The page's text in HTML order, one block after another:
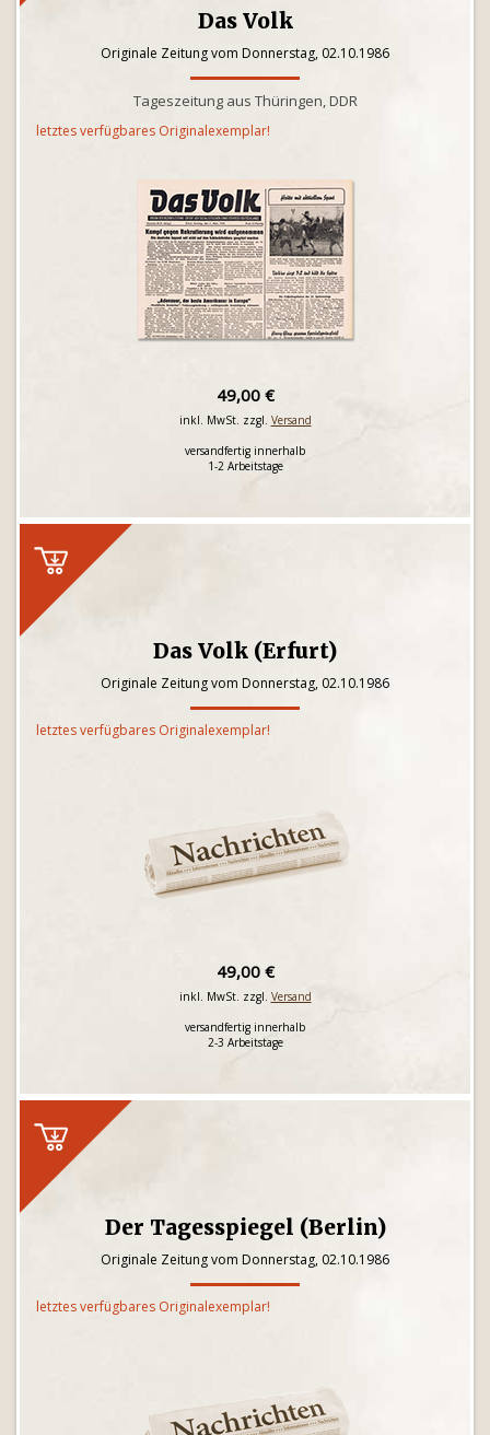
Das Volk
Originale Zeitung vom Donnerstag, 02.10.1986
Tageszeitung aus Thüringen, DDR
letztes verfügbares Originalexemplar!
49,00 €
inkl. MwSt. zzgl. Versand
versandfertig innerhalb
1-2 Arbeitstage
Das Volk (Erfurt)
Originale Zeitung vom Donnerstag, 02.10.1986
letztes verfügbares Originalexemplar!
49,00 €
inkl. MwSt. zzgl. Versand
versandfertig innerhalb
2-3 Arbeitstage
Der Tagesspiegel (Berlin)
Originale Zeitung vom Donnerstag, 02.10.1986
letztes verfügbares Originalexemplar!